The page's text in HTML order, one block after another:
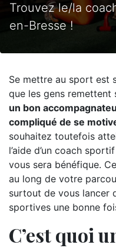
Trouvez le/la
en-Bresse !
Se mettre au sport est
que les gens remettent
un bon
compliqué de se
souhaitez toutefois
l’aide d’un coach
vous sera bénéfique.
au long de votre
surtout de vous lancer
sportives une bonne
C’est quoi